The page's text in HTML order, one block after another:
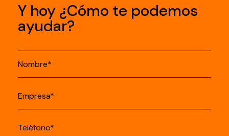
Y hoy ¿Cómo te podemos
ayudar?